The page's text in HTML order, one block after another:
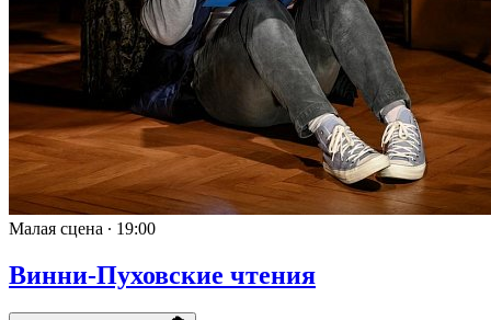
Малая сцена ∙ 19:00
Винни-Пуховские чтения